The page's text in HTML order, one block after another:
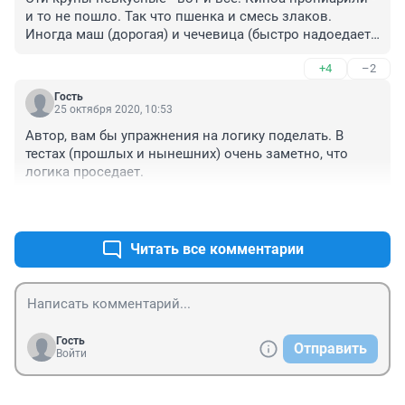
и то не пошло. Так что пшенка и смесь злаков.
Иногда маш (дорогая) и чечевица (быстро надоедает).
продают - и отдельно, и в смесях, что-то кажется
интересным, но цены дикие. Правда жизни. Ячневую
забыла - тоже ничего.
+4 –2
Гость
25 октября 2020, 10:53
Автор, вам бы упражнения на логику поделать. В
тестах (прошлых и нынешних) очень заметно, что
логика проседает.
Читать все комментарии
Гость
Войти
Отправить